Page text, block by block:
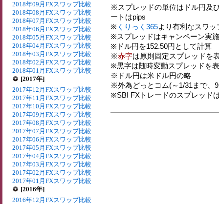
2018年09月FXスワップ比較
2018年08月FXスワップ比較
2018年07月FXスワップ比較
2018年06月FXスワップ比較
2018年05月FXスワップ比較
2018年04月FXスワップ比較
2018年03月FXスワップ比較
2018年02月FXスワップ比較
2018年01月FXスワップ比較
[2017年]
2017年12月FXスワップ比較
2017年11月FXスワップ比較
2017年10月FXスワップ比較
2017年09月FXスワップ比較
2017年08月FXスワップ比較
2017年07月FXスワップ比較
2017年06月FXスワップ比較
2017年05月FXスワップ比較
2017年04月FXスワップ比較
2017年03月FXスワップ比較
2017年02月FXスワップ比較
2017年01月FXスワップ比較
[2016年]
2016年12月FXスワップ比較
※スプレッドの単位はドル円及
ートはpips
※ くりっく365より有利なスワ
※スプレッドはキャンペーン実
※ドル円を152.50円として計算
※赤字は原則固定スプレッドを
※黒字は随時変動スプレッドを
※ドル円は米ドル円の略
※外為どっとコム(～1/31まで、
※SBI FXトレードのスプレッド